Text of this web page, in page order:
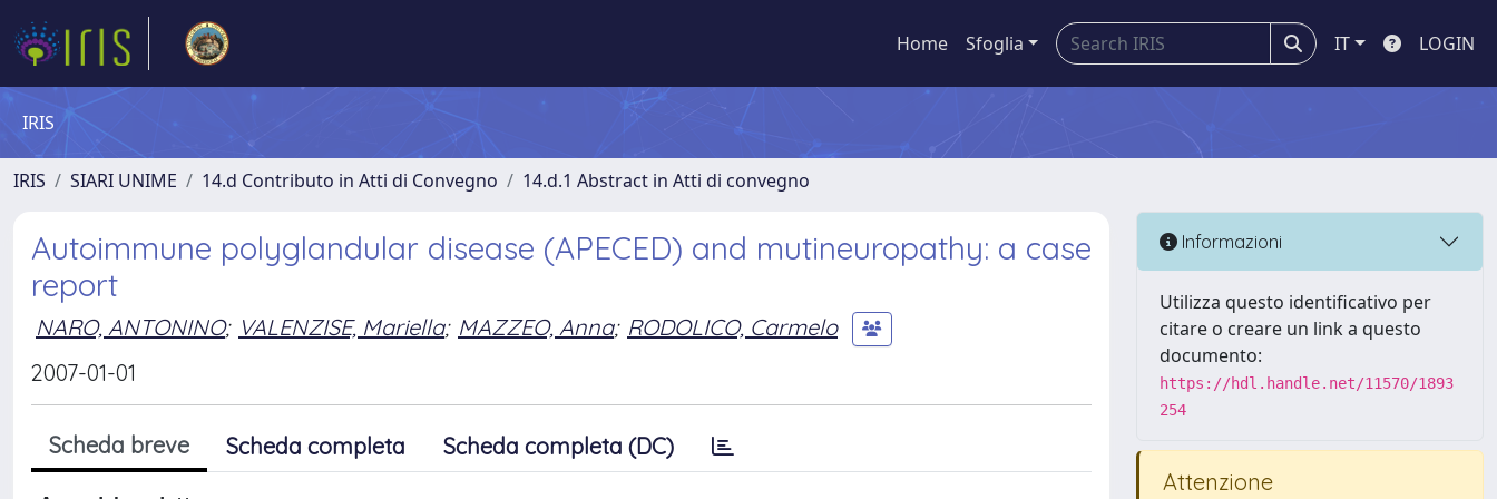
Home Sfoglia IT LOGIN
IRIS
IRIS SIARI UNIME 14.d Contributo in Atti di Convegno 14.d.1 Abstract in Atti di convegno
Autoimmune polyglandular disease (APECED) and mutineuropathy: a case
report
NARO, ANTONINO; VALENZISE, Mariella; MAZZEO, Anna; RODOLICO, Carmelo
2007-01-01
Scheda breve Scheda completa Scheda completa (DC)
Informazioni
Utilizza questo identificativo per
citare o creare un link a questo
documento:
https://hdl.handle.net/11570/1893
254
Attenzione